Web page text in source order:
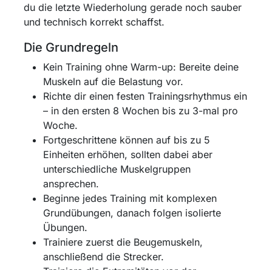
du die letzte Wiederholung gerade noch sauber
und technisch korrekt schaffst.
Die Grundregeln
Kein Training ohne Warm-up: Bereite deine
Muskeln auf die Belastung vor.
Richte dir einen festen Trainingsrhythmus ein
– in den ersten 8 Wochen bis zu 3-mal pro
Woche.
Fortgeschrittene können auf bis zu 5
Einheiten erhöhen, sollten dabei aber
unterschiedliche Muskelgruppen
ansprechen.
Beginne jedes Training mit komplexen
Grundübungen, danach folgen isolierte
Übungen.
Trainiere zuerst die Beugemuskeln,
anschließend die Strecker.